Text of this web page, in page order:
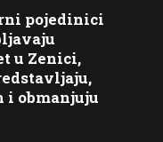
pojedinici
u Zenici,
i obmanjuju